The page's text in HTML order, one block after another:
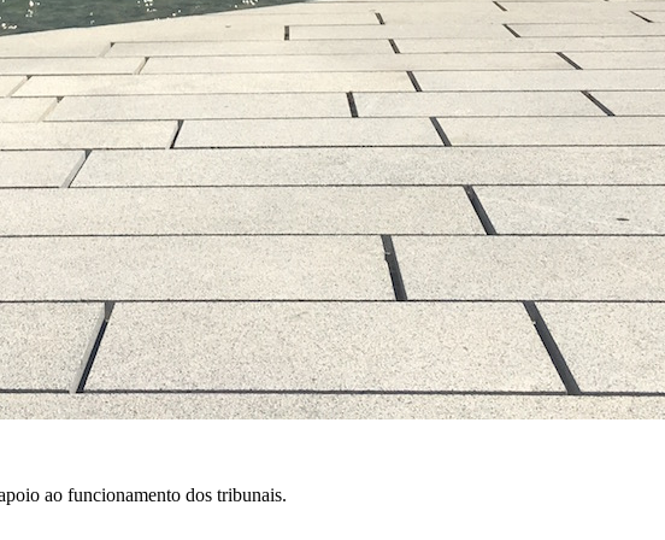
ao funcionamento dos tribunais.